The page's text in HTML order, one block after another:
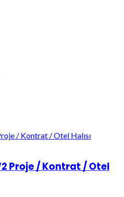
Proje / Kontrat / Otel